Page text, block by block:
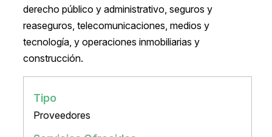
derecho público y administrativo, seguros y
reaseguros, telecomunicaciones, medios y
tecnología, y operaciones inmobiliarias y
construcción.
Tipo
Proveedores